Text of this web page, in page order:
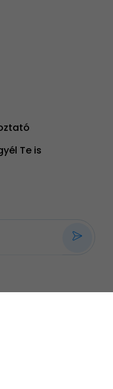
Te is